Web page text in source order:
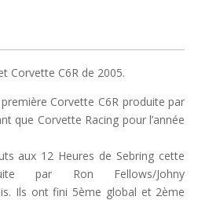
Corvette C6R de 2005.
Corvette C6R produite par
que Corvette Racing pour l’année
aux 12 Heures de Sebring cette
par Ron Fellows/Johny
Ils ont fini 5ème global et 2ème